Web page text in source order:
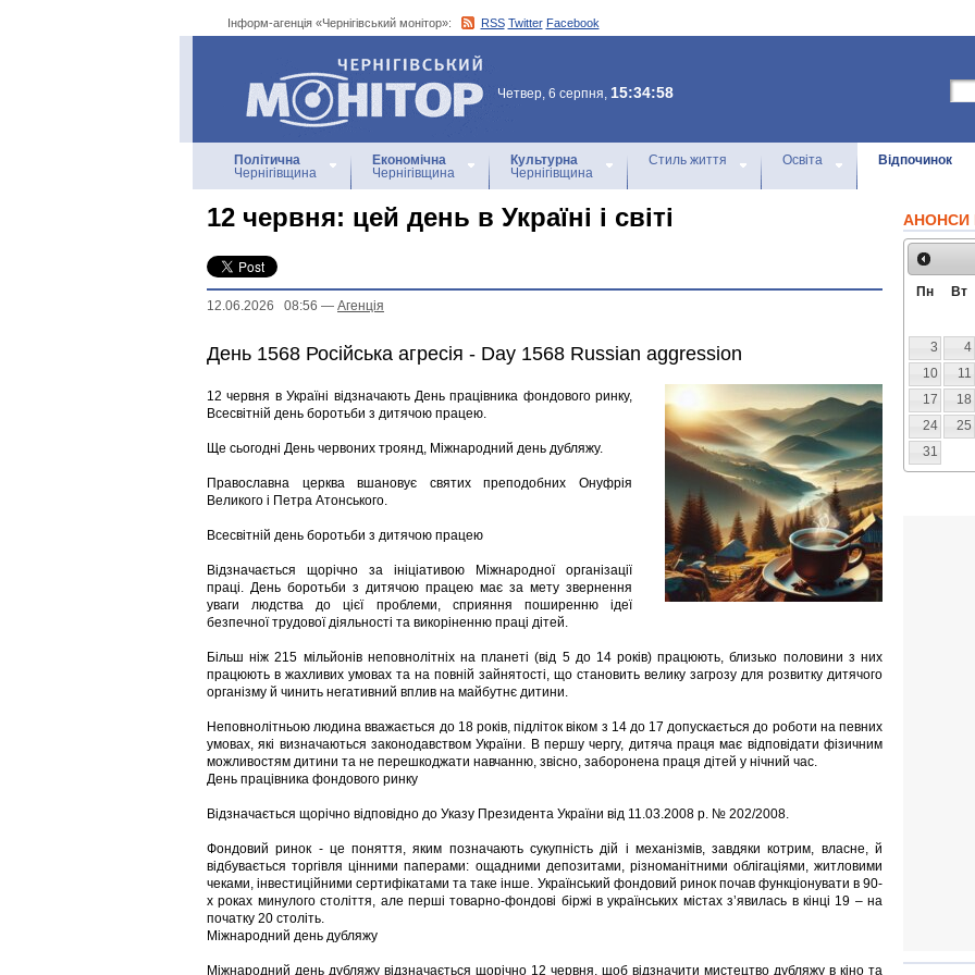
Інформ-агенція «Чернігівський монітор»: RSS Twitter Facebook
Інформ-агенція
«Чернігівський монітор»
Четвер, 6 серпня, 15:34:58
Політична
Чернігівщина
Економічна
Чернігівщина
Культурна
Чернігівщина
Стиль життя Освіта Відпочинок
12 червня: цей день в Україні і світі
12.06.2026 08:56 — Агенцiя
День 1568 Російська агресія - Day 1568 Russian aggression
12 червня в Україні відзначають День працівника фондового ринку,
Всесвітній день боротьби з дитячою працею.
Ще сьогодні День червоних троянд, Міжнародний день дубляжу.
Православна церква вшановує святих преподобних Онуфрія
Великого і Петра Атонського.
Всесвітній день боротьби з дитячою працею
Відзначається щорічно за ініціативою Міжнародної організації
праці. День боротьби з дитячою працею має за мету звернення
уваги людства до цієї проблеми, сприяння поширенню ідеї
безпечної трудової діяльності та викоріненню праці дітей.
Більш ніж 215 мільйонів неповнолітніх на планеті (від 5 до 14 років) працюють, близько половини з них
працюють в жахливих умовах та на повній зайнятості, що становить велику загрозу для розвитку дитячого
організму й чинить негативний вплив на майбутнє дитини.
Неповнолітньою людина вважається до 18 років, підліток віком з 14 до 17 допускається до роботи на певних
умовах, які визначаються законодавством України. В першу чергу, дитяча праця має відповідати фізичним
можливостям дитини та не перешкоджати навчанню, звісно, заборонена праця дітей у нічний час.
День працівника фондового ринку
Відзначається щорічно відповідно до Указу Президента України від 11.03.2008 р. № 202/2008.
Фондовий ринок - це поняття, яким позначають сукупність дій і механізмів, завдяки котрим, власне, й
відбувається торгівля цінними паперами: ощадними депозитами, різноманітними облігаціями, житловими
чеками, інвестиційними сертифікатами та таке інше. Український фондовий ринок почав функціонувати в 90-
х роках минулого століття, але перші товарно-фондові біржі в українських містах з’явилась в кінці 19 – на
початку 20 століть.
Міжнародний день дубляжу
Міжнародний день дубляжу відзначається щорічно 12 червня, щоб відзначити мистецтво дубляжу в кіно та
АНОНСИ
Пн Вт
3
4
10
11
17
18
24
25
31